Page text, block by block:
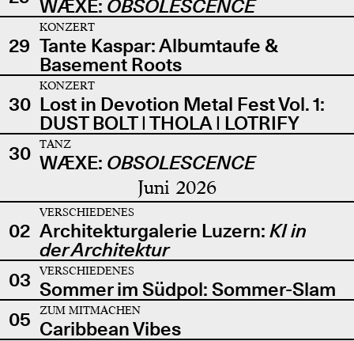
WÆXE: OBSOLESCENCE
29
KONZERT
Tante Kaspar: Albumtaufe &
Basement Roots
30
KONZERT
Lost in Devotion Metal Fest Vol. 1:
DUST BOLT | THOLA | LOTRIFY
30
TANZ
WÆXE: OBSOLESCENCE
Juni 2026
02
VERSCHIEDENES
Architekturgalerie Luzern: KI in
der Architektur
03
VERSCHIEDENES
Sommer im Südpol: Sommer-Slam
05
ZUM MITMACHEN
Caribbean Vibes